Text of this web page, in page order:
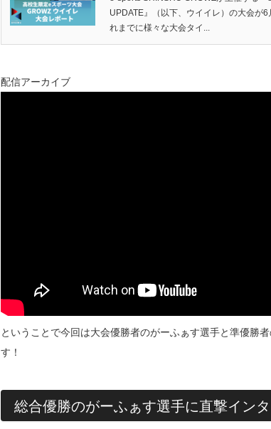
UPDATE』（以下、ウイイレ）の大会が
れまでに様々な大会タイ...
配信アーカイブ
ということで今回は大会優勝者のがーふぁす選手と準優勝
す！
総合優勝のがーふぁす選手に直撃インタ